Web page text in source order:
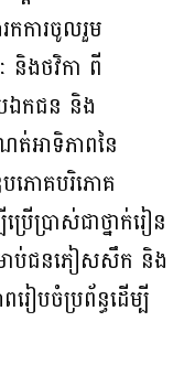
កការចូលរួម
និងថវិកា ពី
ឯកជន និង
អាទិភាពនៃ
បភោគបរិភោគ
ើប្រាស់ជាថ្នាក់រៀន
រាប់ជនភៀសសឹក និង
ៀបចំប្រព័ន្ធដើម្បី